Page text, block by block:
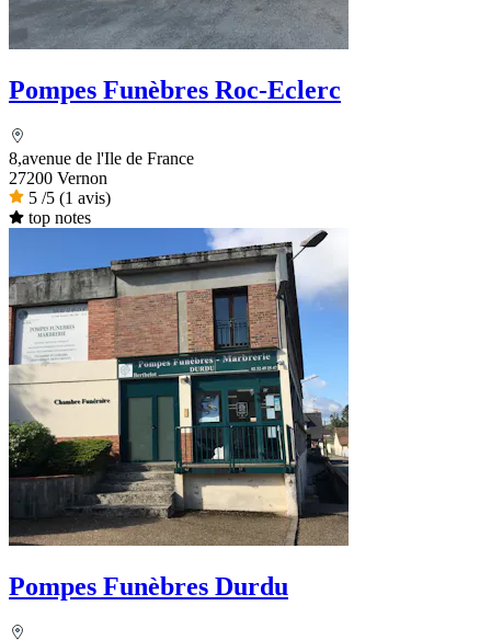
Pompes Funèbres Roc-Eclerc
8,avenue de l'Ile de France
27200 Vernon
5 /5 (1 avis)
top notes
Pompes Funèbres Durdu